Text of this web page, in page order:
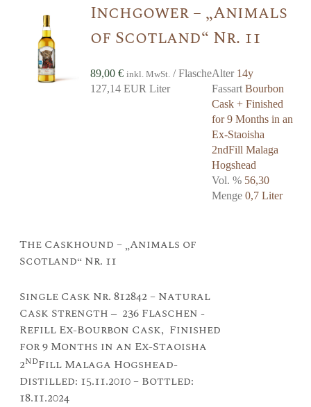
Inchgower – „Animals
of Scotland“ Nr. 11
89,00€ inkl. MwSt. / Flasche
127,14 EUR Liter
Alter 14y
FassartBourbon
Cask + Finished
for 9 Months in an
Ex-Staoisha
2ndFill Malaga
Hogshead
Vol. % 56,30
Menge0,7 Liter
The Caskhound – „Animals of
Scotland“ Nr. 11
Single Cask Nr. 812842 – Natural
Cask Strength – 236 Flaschen -
Refill Ex-Bourbon Cask, Finished
for 9 Months in an Ex-Staoisha
2ndFill Malaga Hogshead-
Distilled: 15.11.2010 – Bottled:
18.11.2024